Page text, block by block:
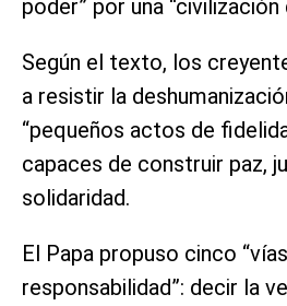
poder” por una “civilización
Según el texto, los
a resistir la
“pequeños actos de
capaces de construir paz,
solidaridad.
El Papa propuso cinco
responsabilidad”: decir la